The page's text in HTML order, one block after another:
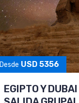
Desde USD 5356
EGIPTO Y